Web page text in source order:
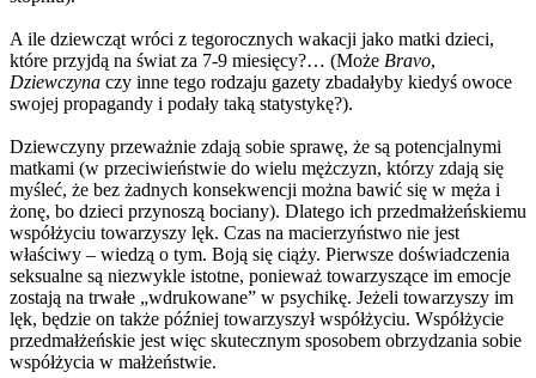
A ile dziewcząt wróci z tegorocznych wakacji jako matki dzieci,
które przyjdą na świat za 7-9 miesięcy?… (Może Bravo,
Dziewczyna czy inne tego rodzaju gazety zbadałyby kiedyś owoce
swojej propagandy i podały taką statystykę?).
Dziewczyny przeważnie zdają sobie sprawę, że są potencjalnymi
matkami (w przeciwieństwie do wielu mężczyzn, którzy zdają się
myśleć, że bez żadnych konsekwencji można bawić się w męża i
żonę, bo dzieci przynoszą bociany). Dlatego ich przedmałżeńskiemu
współżyciu towarzyszy lęk. Czas na macierzyństwo nie jest
właściwy – wiedzą o tym. Boją się ciąży. Pierwsze doświadczenia
seksualne są niezwykle istotne, ponieważ towarzyszące im emocje
zostają na trwałe „wdrukowane” w psychikę. Jeżeli towarzyszy im
lęk, będzie on także później towarzyszył współżyciu. Współżycie
przedmałżeńskie jest więc skutecznym sposobem obrzydzania sobie
współżycia w małżeństwie.